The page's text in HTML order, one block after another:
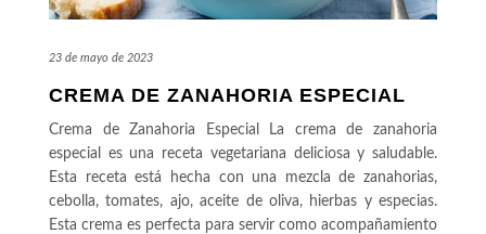
23 de mayo de 2023
CREMA DE ZANAHORIA ESPECIAL
Crema de Zanahoria Especial La crema de zanahoria
especial es una receta vegetariana deliciosa y saludable.
Esta receta está hecha con una mezcla de zanahorias,
cebolla, tomates, ajo, aceite de oliva, hierbas y especias.
Esta crema es perfecta para servir como acompañamiento